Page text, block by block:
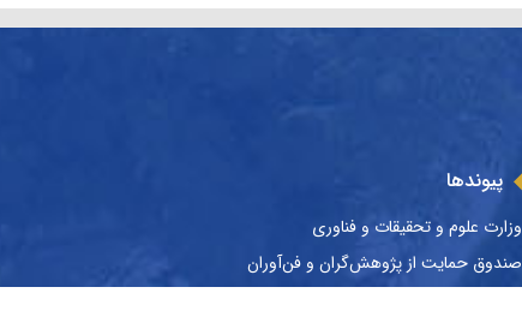
پیوندها
وزارت علوم و تحقیقات و فناوری
صندوق حمایت از پژوهش‌گران و فن‌آوران